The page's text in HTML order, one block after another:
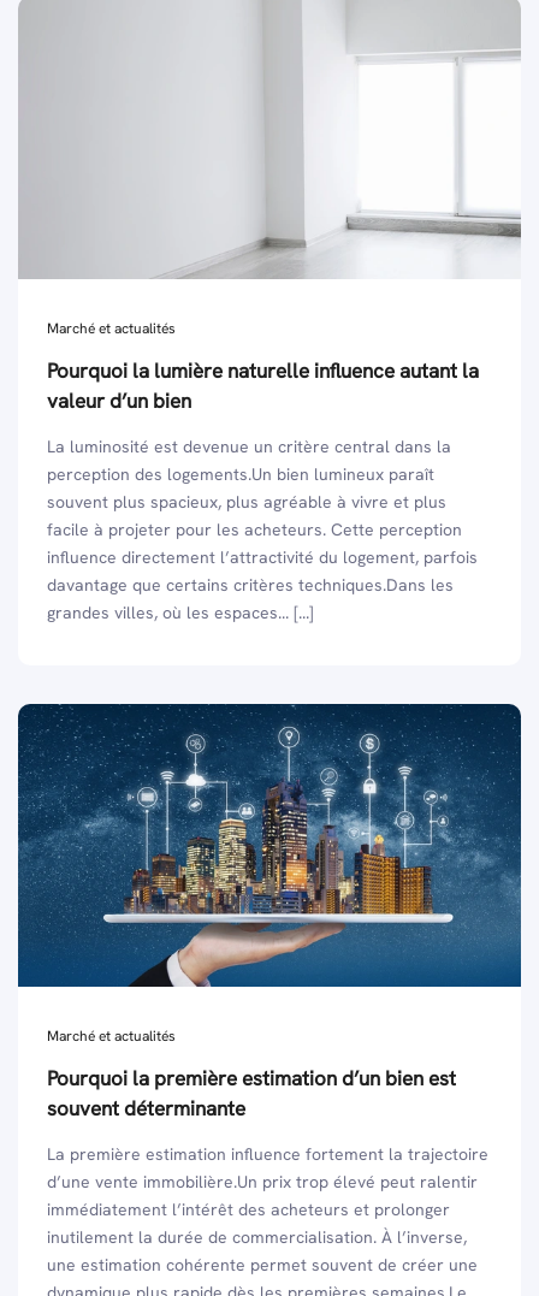
Marché et actualités
Pourquoi la lumière naturelle influence autant la
valeur d’un bien
La luminosité est devenue un critère central dans la
perception des logements.Un bien lumineux paraît
souvent plus spacieux, plus agréable à vivre et plus
facile à projeter pour les acheteurs. Cette perception
influence directement l’attractivité du logement, parfois
davantage que certains critères techniques.Dans les
grandes villes, où les espaces... [...]
Marché et actualités
Pourquoi la première estimation d’un bien est
souvent déterminante
La première estimation influence fortement la trajectoire
d’une vente immobilière.Un prix trop élevé peut ralentir
immédiatement l’intérêt des acheteurs et prolonger
inutilement la durée de commercialisation. À l’inverse,
une estimation cohérente permet souvent de créer une